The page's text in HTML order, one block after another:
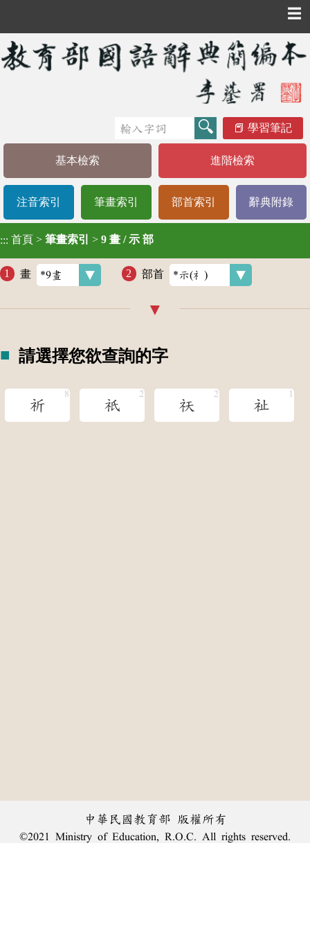
☰
學習筆記
基本檢索 進階檢索
注音索引 筆畫索引 部首索引 辭典附錄
::: 首頁 > 筆畫索引 > 9 畫 / 示 部
畫 部首
請選擇您欲查詢的字
祈 祇 祆 祉
中華民國教育部 版權所有
©2021 Ministry of Education, R.O.C. All rights reserved.